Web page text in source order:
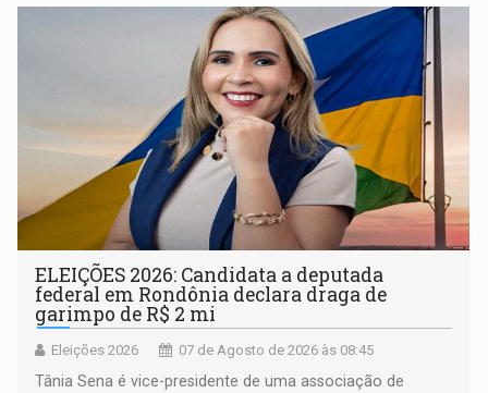
ELEIÇÕES 2026: Candidata a deputada
federal em Rondônia declara draga de
garimpo de R$ 2 mi
Eleições 2026 07 de Agosto de 2026 às 08:45
Tânia Sena é vice-presidente de uma associação de